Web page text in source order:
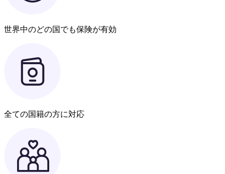
世界中のどの国でも保険が有効
全ての国籍の方に対応